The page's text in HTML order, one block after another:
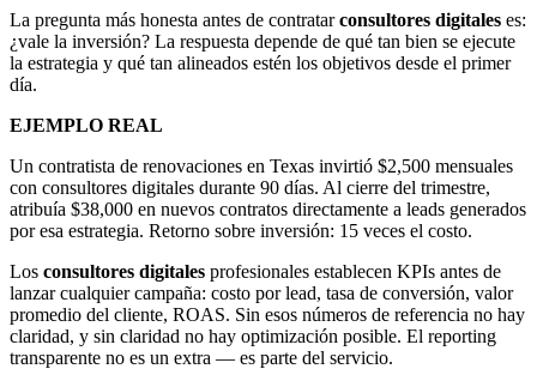
La pregunta más honesta antes de contratarconsultores digitales es:
¿vale la inversión? La respuesta depende de qué tan bien se ejecute
la estrategia y qué tan alineados estén los objetivos desde el primer
día.
EJEMPLO REAL
Un contratista de renovaciones en Texas invirtió $2,500 mensuales
con consultores digitales durante 90 días. Al cierre del trimestre,
atribuía $38,000 en nuevos contratos directamente a leads generados
por esa estrategia. Retorno sobre inversión: 15 veces el costo.
Los consultores digitales profesionales establecen KPIs antes de
lanzar cualquier campaña: costo por lead, tasa de conversión, valor
promedio del cliente, ROAS. Sin esos números de referencia no hay
claridad, y sin claridad no hay optimización posible. El reporting
transparente no es un extra — es parte del servicio.